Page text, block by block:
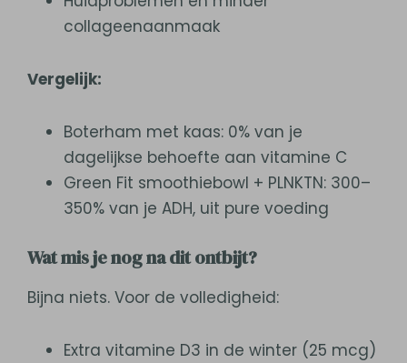
collageenaanmaak
Vergelijk:
Boterham met kaas: 0% van je
dagelijkse behoefte aan vitamine C
Green Fit smoothiebowl + PLNKTN: 300–
350% van je ADH, uit pure voeding
Wat mis je nog na dit ontbijt?
Bijna niets. Voor de volledigheid:
Extra vitamine D3 in de winter (25 mcg)